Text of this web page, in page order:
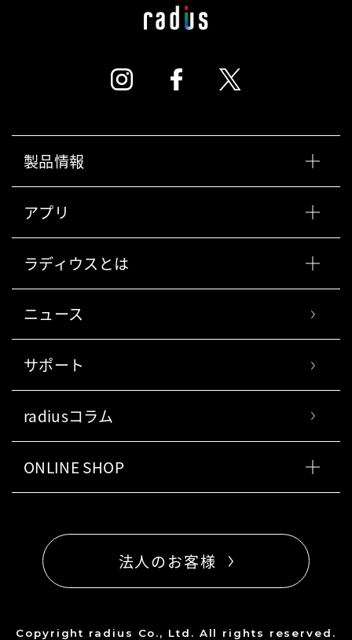
製品情報
アプリ
ラディウスとは
ニュース
サポート
radiusコラム
ONLINE SHOP
法人のお客様
Copyright radius Co., Ltd. All rights reserved.